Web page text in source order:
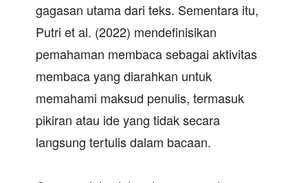
gagasan utama dari teks. Sementara itu,
Putri et al. (2022) mendefinisikan
pemahaman membaca sebagai aktivitas
membaca yang diarahkan untuk
memahami maksud penulis, termasuk
pikiran atau ide yang tidak secara
langsung tertulis dalam bacaan.